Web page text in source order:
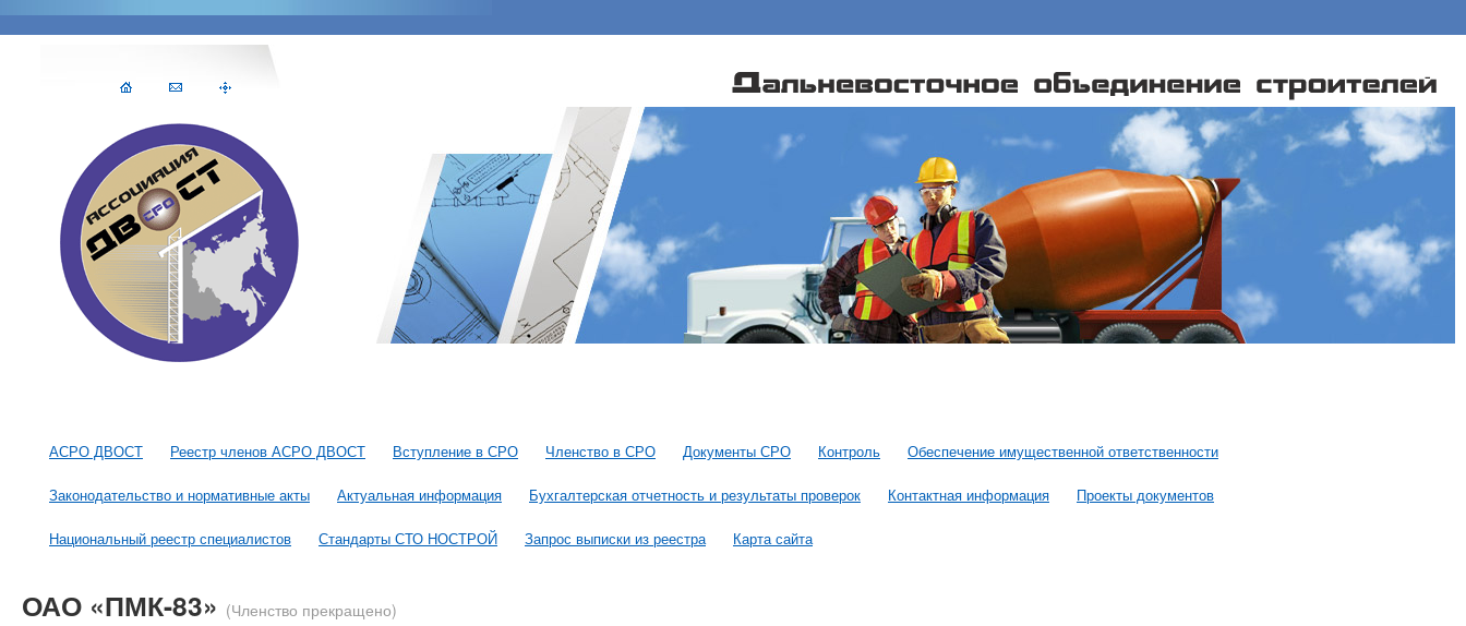
АСРО ДВОСТ Реестр членов АСРО ДВОСТ Вступление в СРО Членство в СРО Документы СРО Контроль Обеспечение имущественной ответственности
Законодательство и нормативные акты Актуальная информация Бухгалтерская отчетность и результаты проверок Контактная информация Проекты документов
Национальный реестр специалистов Стандарты СТО НОСТРОЙ Запрос выписки из реестра Карта сайта
ОАО «ПМК-83» (Членство прекращено)